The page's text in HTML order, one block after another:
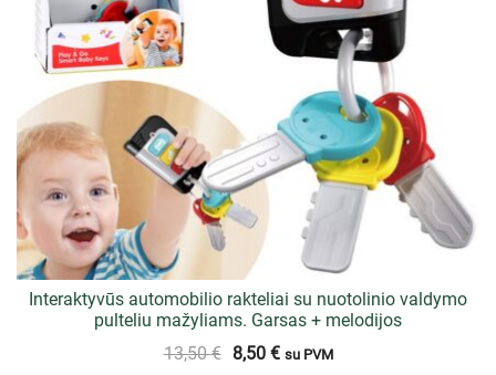
Interaktyvūs automobilio rakteliai su nuotolinio valdymo
pulteliu mažyliams. Garsas + melodijos
13,50€ 8,50 € su PVM